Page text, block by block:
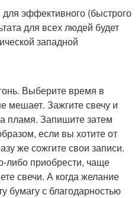
эффективного (быстрого
для всех людей будет
западной
Выберите время в
мешает. Зажгите свечу и
пламя. Запишите затем
если вы хотите от
же сожгите свои записи.
либо приобрести, чаще
свечи. А когда желание
бумагу с благодарностью